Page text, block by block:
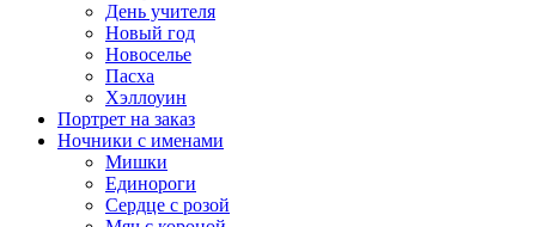
День учителя
Новый год
Новоселье
Пасха
Хэллоуин
Портрет на заказ
Ночники с именами
Мишки
Единороги
Сердце с розой